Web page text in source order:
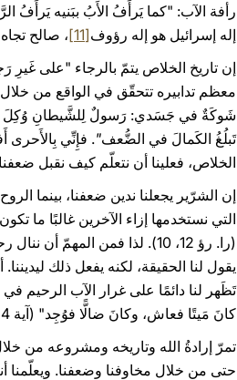
إله إسرائيل هو إله رؤوف[11]
، صالح تجاه
معظم تدابيره تتحقّق في الواقع من
شَوكَةٌ في جَسَدي: رَسولٌ لِلشَّيطانِ وُكِلَ
تَبلُغُ الكَمالَ في الضُّعف"
الخلاص، فعلينا أن نتعلّم كيف نقبل
إن الشرّير يجعلنا ندين ضعفنا، بينما
التي نستخدمها إزاء الآخرين غالبًا ما
(را. رؤ 12، 10). لذا فمن
يقول لنا الحقيقة، لكنه يفعل ذلك
كانَ مَيتًا فعاش، وكانَ ضالًّا فوُجِد" (آية 24).
تمرّ إرادةُ الله وتاريخه ومشروعه من
حتى من خلال مخاوفنا وضعفنا.